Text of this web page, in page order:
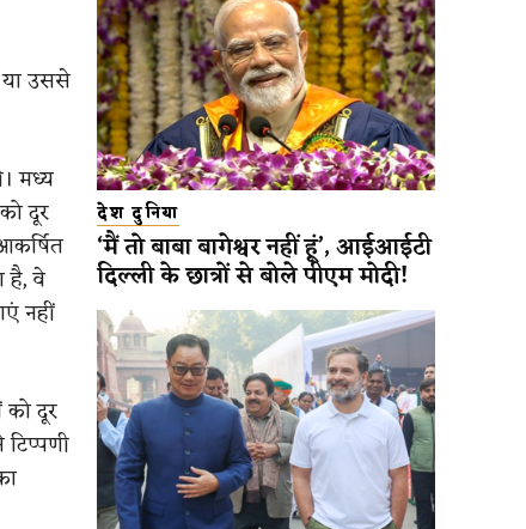
उससे
मध्य
दूर
है, वे
नहीं
दूर
देश दुनिया
‘मैं तो बाबा बागेश्वर नहीं हूं’, आईआईटी
दिल्ली के छात्रों से बोले पीएम मोदी!